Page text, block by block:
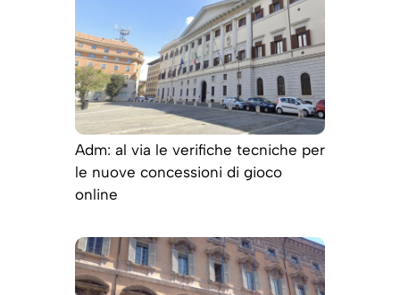
Adm: al via le verifiche tecniche per
le nuove concessioni di gioco
online